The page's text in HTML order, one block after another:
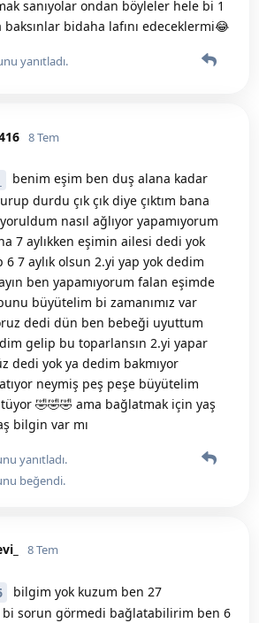
sanıyolar ondan böyleler hele bi 1
bidaha lafını edeceklermi😂
yanıtladı.
8 Tem
benim eşim ben duş alana kadar
durdu çık çık diye çıktım bana
nasıl ağlıyor yapamıyorum
7 aylıkken eşimin ailesi dedi yok
7 aylık olsun 2.yi yap yok dedim
ben yapamıyorum falan eşimde
büyütelim bi zamanımız var
dedi dün ben bebeği uyuttum
gelip bu toparlansın 2.yi yapar
dedi yok ya dedim bakmıyor
neymiş peş peşe büyütelim
🤣🤣🤣 ama bağlatmak için yaş
bilgin var mı
yanıtladı.
beğendi.
8 Tem
bilgim yok kuzum ben 27
bi sorun görmedi bağlatabilirim ben 6